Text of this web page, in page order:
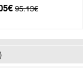
95.13€